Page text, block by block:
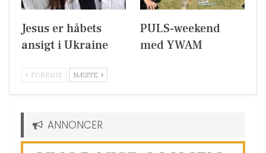
Jesus er håbets
ansigt i Ukraine
PULS-weekend
med YWAM
FORRIGE NÆSTE
ANNONCER